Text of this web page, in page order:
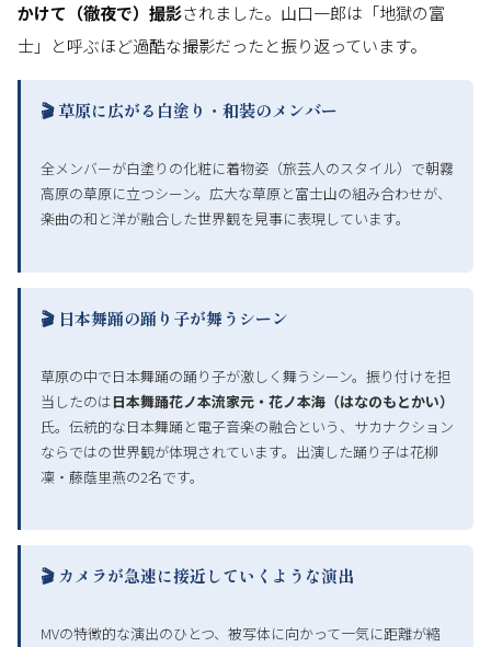
かけて（徹夜で）撮影されました。山口一郎は「地獄の富
士」と呼ぶほど過酷な撮影だったと振り返っています。
🎬 草原に広がる白塗り・和装のメンバー
全メンバーが白塗りの化粧に着物姿（旅芸人のスタイル）で朝霧
高原の草原に立つシーン。広大な草原と富士山の組み合わせが、
楽曲の和と洋が融合した世界観を見事に表現しています。
🎬 日本舞踊の踊り子が舞うシーン
草原の中で日本舞踊の踊り子が激しく舞うシーン。振り付けを担
当したのは日本舞踊花ノ本流家元・花ノ本海（はなのもとかい）
氏。伝統的な日本舞踊と電子音楽の融合という、サカナクション
ならではの世界観が体現されています。出演した踊り子は花柳
凜・藤蔭里燕の2名です。
🎬 カメラが急速に接近していくような演出
MVの特徴的な演出のひとつ、被写体に向かって一気に距離が縮